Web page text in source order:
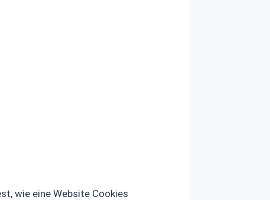
wie eine Website Cookies